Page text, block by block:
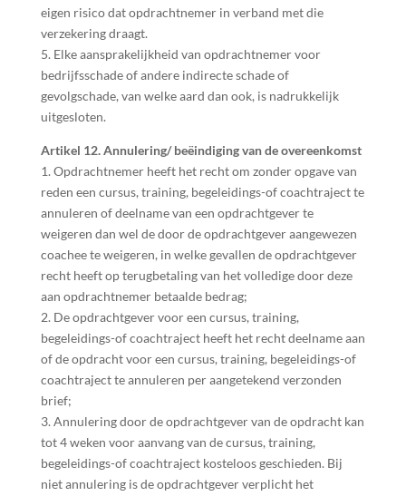
eigen risico dat opdrachtnemer in verband met die
verzekering draagt.
5. Elke aansprakelijkheid van opdrachtnemer voor
bedrijfsschade of andere indirecte schade of
gevolgschade, van welke aard dan ook, is nadrukkelijk
uitgesloten.
Artikel 12. Annulering/ beëindiging van de overeenkomst
1. Opdrachtnemer heeft het recht om zonder opgave van
reden een cursus, training, begeleidings-of coachtraject te
annuleren of deelname van een opdrachtgever te
weigeren dan wel de door de opdrachtgever aangewezen
coachee te weigeren, in welke gevallen de opdrachtgever
recht heeft op terugbetaling van het volledige door deze
aan opdrachtnemer betaalde bedrag;
2. De opdrachtgever voor een cursus, training,
begeleidings-of coachtraject heeft het recht deelname aan
of de opdracht voor een cursus, training, begeleidings-of
coachtraject te annuleren per aangetekend verzonden
brief;
3. Annulering door de opdrachtgever van de opdracht kan
tot 4 weken voor aanvang van de cursus, training,
begeleidings-of coachtraject kosteloos geschieden. Bij
niet annulering is de opdrachtgever verplicht het